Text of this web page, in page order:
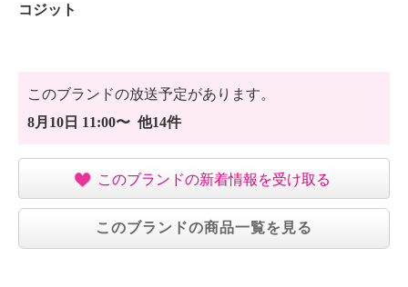
コジット
このブランドの放送予定があります。
8月10日 11:00〜 他14件
このブランドの新着情報を受け取る
このブランドの商品一覧を見る